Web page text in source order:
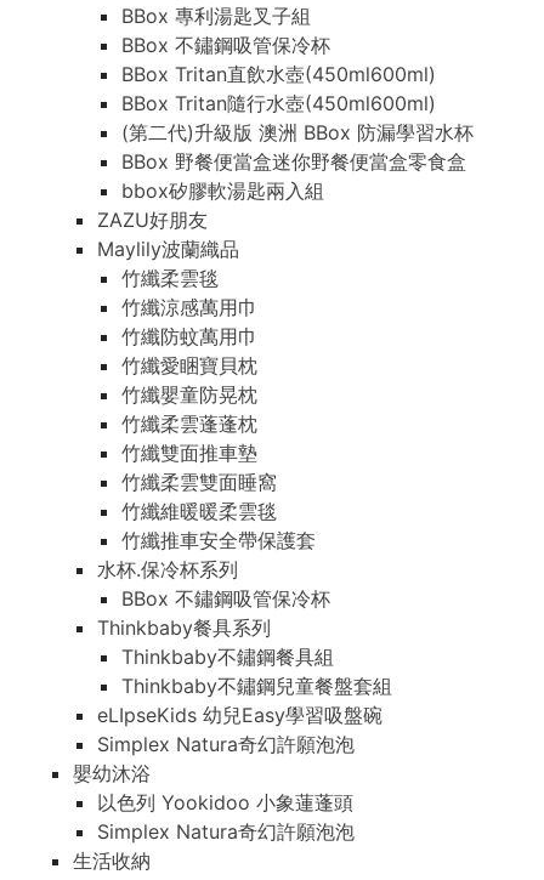
BBox 專利湯匙叉子組
BBox 不鏽鋼吸管保冷杯
BBox Tritan直飲水壺(450ml600ml)
BBox Tritan隨行水壺(450ml600ml)
(第二代)升級版 澳洲 BBox 防漏學習水杯
BBox 野餐便當盒迷你野餐便當盒零食盒
bbox矽膠軟湯匙兩入組
ZAZU好朋友
Maylily波蘭織品
竹纖柔雲毯
竹纖涼感萬用巾
竹纖防蚊萬用巾
竹纖愛睏寶貝枕
竹纖嬰童防晃枕
竹纖柔雲蓬蓬枕
竹纖雙面推車墊
竹纖柔雲雙面睡窩
竹纖維暖暖柔雲毯
竹纖推車安全帶保護套
水杯.保冷杯系列
BBox 不鏽鋼吸管保冷杯
Thinkbaby餐具系列
Thinkbaby不鏽鋼餐具組
Thinkbaby不鏽鋼兒童餐盤套組
eLIpseKids 幼兒Easy學習吸盤碗
Simplex Natura奇幻許願泡泡
嬰幼沐浴
以色列 Yookidoo 小象蓮蓬頭
Simplex Natura奇幻許願泡泡
生活收納